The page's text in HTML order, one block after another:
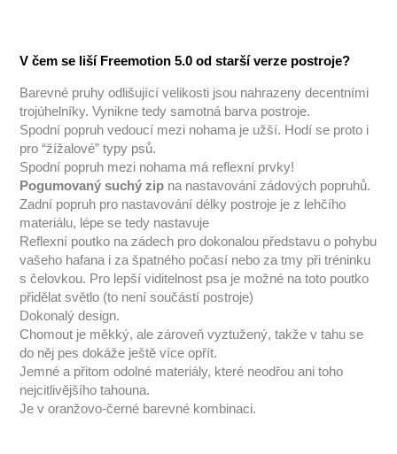
V čem se liší Freemotion 5.0 od starší verze postroje?
Barevné pruhy odlišující velikosti jsou nahrazeny decentními
trojúhelníky. Vynikne tedy samotná barva postroje.
Spodní popruh vedoucí mezi nohama je užší. Hodí se proto i
pro “žížalové” typy psů.
Spodní popruh mezi nohama má reflexní prvky!
Pogumovaný suchý zip na nastavování zádových popruhů.
Zadní popruh pro nastavování délky postroje je z lehčího
materiálu, lépe se tedy nastavuje
Reflexní poutko na zádech pro dokonalou představu o pohybu
vašeho hafana i za špatného počasí nebo za tmy při tréninku
s čelovkou. Pro lepší viditelnost psa je možné na toto poutko
přidělat světlo (to není součástí postroje)
Dokonalý design.
Chomout je měkký, ale zároveň vyztužený, takže v tahu se
do něj pes dokáže ještě více opřít.
Jemné a přitom odolné materiály, které neodřou ani toho
nejcitlivějšího tahouna.
Je v oranžovo-černé barevné kombinaci.